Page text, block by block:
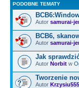
PODOBNE TEMATY
Autor samurai-
BCB6,
Autor samurai-
Jak
Autor Norbit w
Tworzenie
Autor Krzysiu555